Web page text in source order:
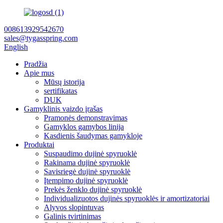
008613929542670
sales@tygasspring.com
English
Pradžia
Apie mus
Mūsų istorija
sertifikatas
DUK
Gamyklinis vaizdo įrašas
Pramonės demonstravimas
Gamyklos gamybos linija
Kasdienis šaudymas gamykloje
Produktai
Suspaudimo dujinė spyruoklė
Rakinama dujinė spyruoklė
Savisriegė dujinė spyruoklė
Įtempimo dujinė spyruoklė
Prekės ženklo dujinė spyruoklė
Individualizuotos dujinės spyruoklės ir amortizatoriai
Alyvos slopintuvas
Galinis tvirtinimas